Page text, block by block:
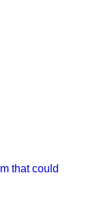
that could